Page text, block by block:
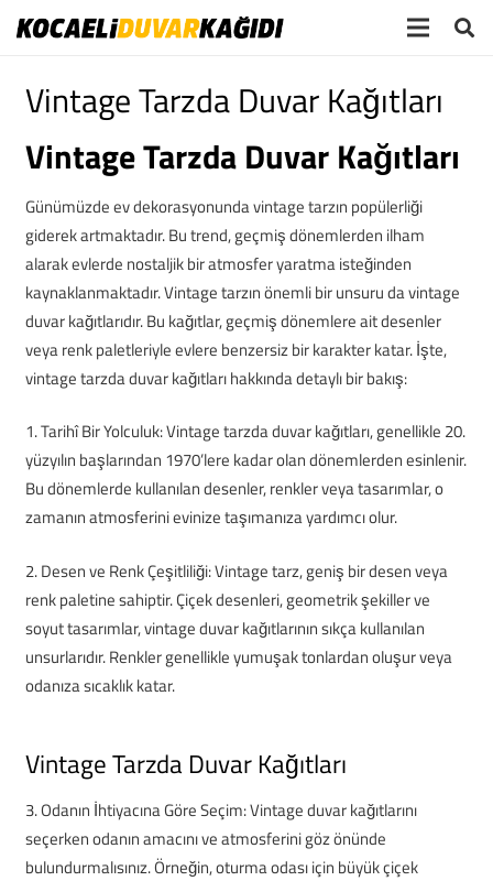
Vintage Tarzda Duvar Kağıtları
Vintage Tarzda Duvar Kağıtları
Günümüzde ev dekorasyonunda vintage tarzın popülerliği
giderek artmaktadır. Bu trend, geçmiş dönemlerden ilham
alarak evlerde nostaljik bir atmosfer yaratma isteğinden
kaynaklanmaktadır. Vintage tarzın önemli bir unsuru da vintage
duvar kağıtlarıdır. Bu kağıtlar, geçmiş dönemlere ait desenler
veya renk paletleriyle evlere benzersiz bir karakter katar. İşte,
vintage tarzda duvar kağıtları hakkında detaylı bir bakış:
1. Tarihî Bir Yolculuk: Vintage tarzda duvar kağıtları, genellikle 20.
yüzyılın başlarından 1970’lere kadar olan dönemlerden esinlenir.
Bu dönemlerde kullanılan desenler, renkler veya tasarımlar, o
zamanın atmosferini evinize taşımanıza yardımcı olur.
2. Desen ve Renk Çeşitliliği: Vintage tarz, geniş bir desen veya
renk paletine sahiptir. Çiçek desenleri, geometrik şekiller ve
soyut tasarımlar, vintage duvar kağıtlarının sıkça kullanılan
unsurlarıdır. Renkler genellikle yumuşak tonlardan oluşur veya
odanıza sıcaklık katar.
Vintage Tarzda Duvar Kağıtları
3. Odanın İhtiyacına Göre Seçim: Vintage duvar kağıtlarını
seçerken odanın amacını ve atmosferini göz önünde
bulundurmalısınız. Örneğin, oturma odası için büyük çiçek